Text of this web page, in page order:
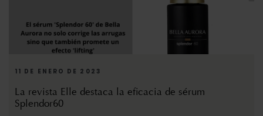
11 DE ENERO DE 2023
La revista Elle destaca la eficacia de sérum
Splendor60